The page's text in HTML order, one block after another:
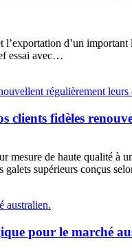
d’un important
essai avec…
clients fidèles
de haute qualité à
supérieurs conçus
pour le marché